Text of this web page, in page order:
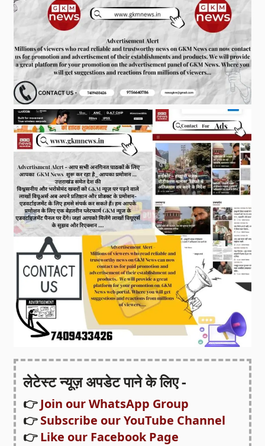
लेटेस्ट न्यूज़ अपडेट पाने के लिए -
👉Join our WhatsApp Group
👉Subscribe our YouTube Channel
👉Like our Facebook Page